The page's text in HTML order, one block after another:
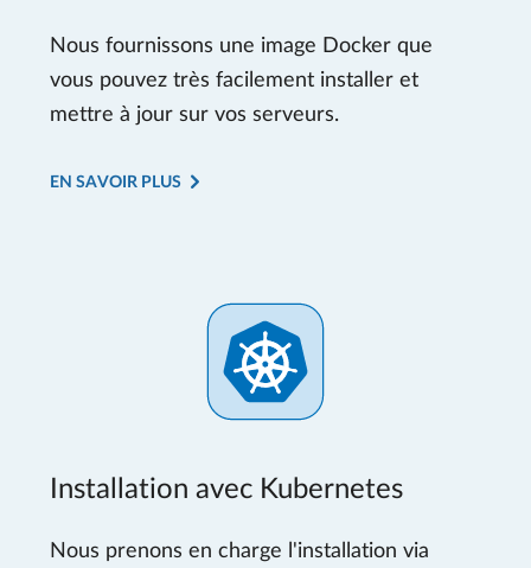
Nous fournissons une image Docker que
vous pouvez très facilement installer et
mettre à jour sur vos serveurs.
EN SAVOIR PLUS
Installation avec Kubernetes
Nous prenons en charge l'installation via